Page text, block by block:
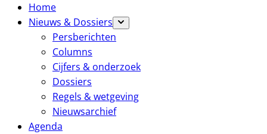
Home
Nieuws & Dossiers
Persberichten
Columns
Cijfers & onderzoek
Dossiers
Regels & wetgeving
Nieuwsarchief
Agenda